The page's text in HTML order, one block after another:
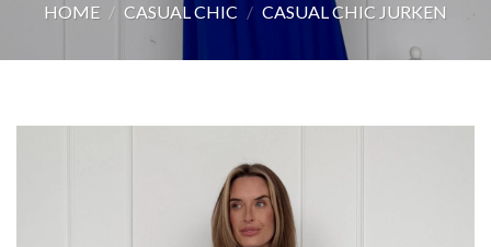
HOME / CASUAL CHIC / CASUAL CHIC JURKEN